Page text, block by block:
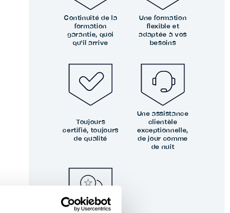
Continuité de la
formation
garantie, quoi
qu'il arrive
Une formation
flexible et
adaptée à vos
besoins
Toujours
certifié, toujours
de qualité
Une assistance
clientèle
exceptionnelle,
de jour comme
de nuit